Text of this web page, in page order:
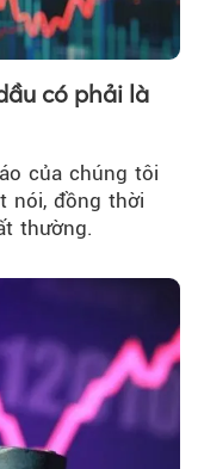
có phải là
của chúng tôi
nói, đồng thời
thường.